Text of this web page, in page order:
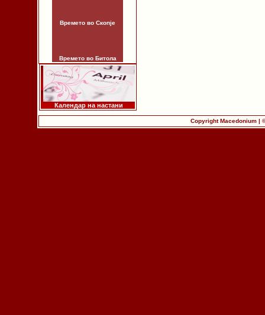
Времето во Скопје
Времето во Битола
Календар на настани
Copyright Macedonium |